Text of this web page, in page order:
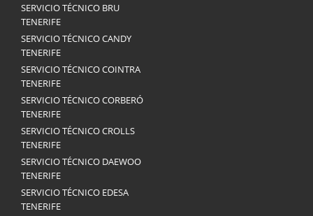
SERVICIO TÉCNICO BRU
TENERIFE
SERVICIO TÉCNICO CANDY
TENERIFE
SERVICIO TÉCNICO COINTRA
TENERIFE
SERVICIO TÉCNICO CORBERÓ
TENERIFE
SERVICIO TÉCNICO CROLLS
TENERIFE
SERVICIO TÉCNICO DAEWOO
TENERIFE
SERVICIO TÉCNICO EDESA
TENERIFE